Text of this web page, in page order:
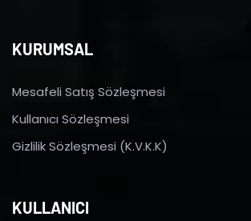
KURUMSAL
Mesafeli Satış Sözleşmesi
Kullanıcı Sözleşmesi
Gizlilik Sözleşmesi (K.V.K.K)
KULLANICI